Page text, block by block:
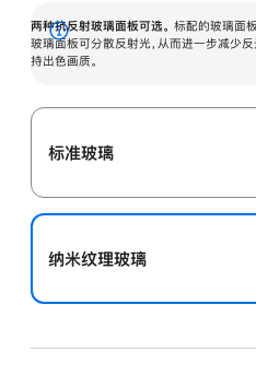
两种抗反射玻璃面板可选。 标配的玻璃面
玻璃面板可分散反射光，从而进一步减少
持出色画质。
展
开
标准玻璃
纳米纹理玻璃